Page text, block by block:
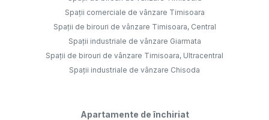
Spații comerciale de vânzare Timisoara
Spații de birouri de vânzare Timisoara, Central
Spații industriale de vânzare Giarmata
Spații de birouri de vânzare Timisoara, Ultracentral
Spații industriale de vânzare Chisoda
Apartamente de închiriat